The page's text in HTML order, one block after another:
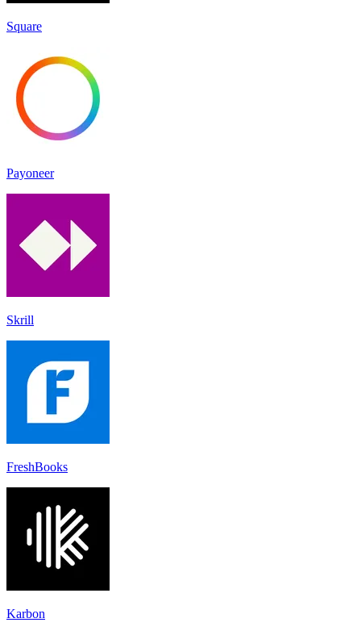
Square
Payoneer
Skrill
FreshBooks
Karbon